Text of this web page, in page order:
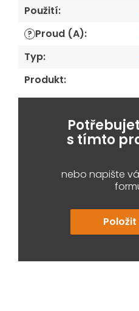
Použití:
? Proud (A):
Typ:
Produkt:
s tímto
nebo napište